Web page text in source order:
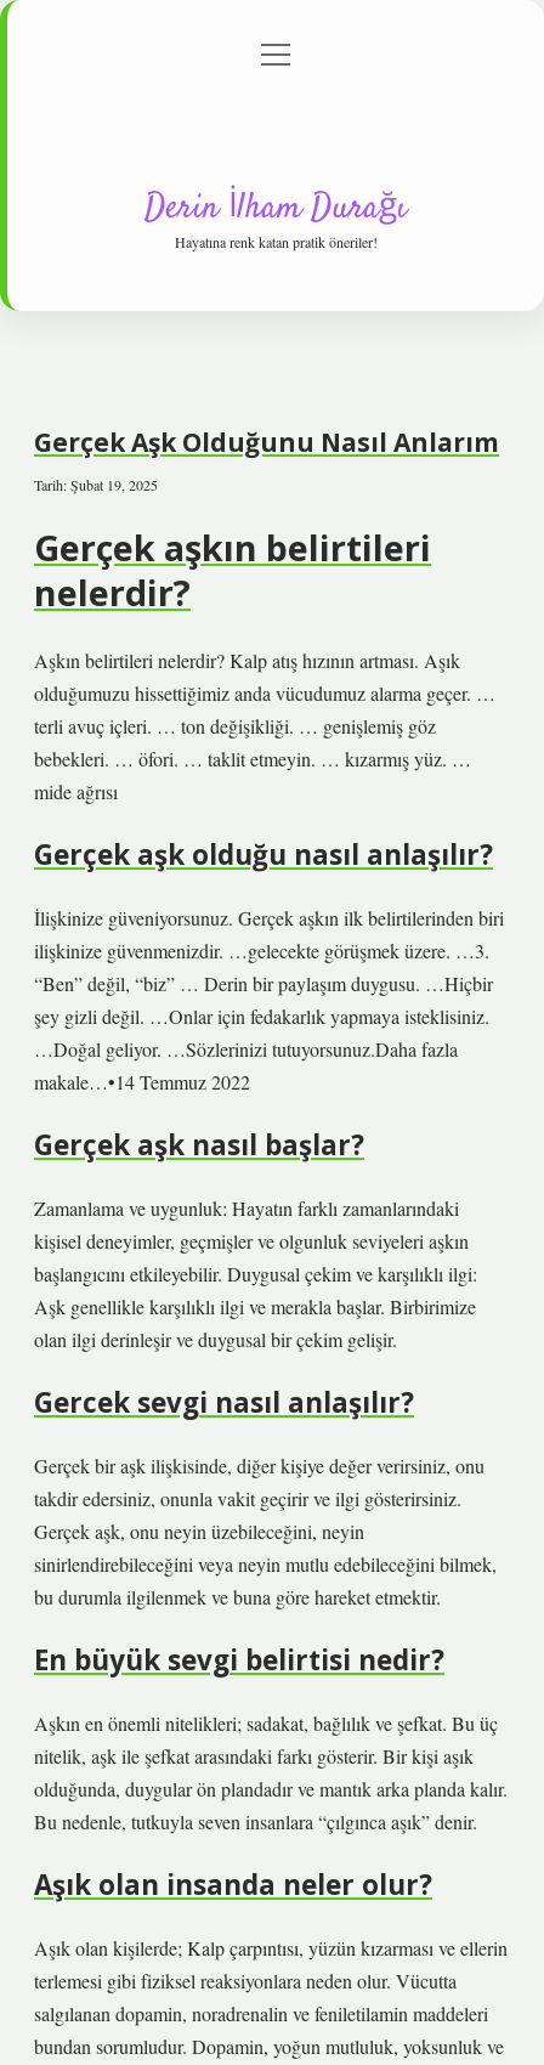
Gizlilik Politikası
menüyü
Derin İlham Durağı
Hayatına renk katan pratik öneriler!
Gerçek Aşk Olduğunu Nasıl Anlarım
Tarih: Şubat 19, 2025
Gerçek aşkın belirtileri
nelerdir?
Aşkın belirtileri nelerdir? Kalp atış hızının artması. Aşık
olduğumuzu hissettiğimiz anda vücudumuz alarma geçer. …
terli avuç içleri. … ton değişikliği. … genişlemiş göz
bebekleri. … öfori. … taklit etmeyin. … kızarmış yüz. …
mide ağrısı
Gerçek aşk olduğu nasıl anlaşılır?
İlişkinize güveniyorsunuz. Gerçek aşkın ilk belirtilerinden biri
ilişkinize güvenmenizdir. …gelecekte görüşmek üzere. …3.
“Ben” değil, “biz” … Derin bir paylaşım duygusu. …Hiçbir
şey gizli değil. …Onlar için fedakarlık yapmaya isteklisiniz.
…Doğal geliyor. …Sözlerinizi tutuyorsunuz.Daha fazla
makale…•14 Temmuz 2022
Gerçek aşk nasıl başlar?
Zamanlama ve uygunluk: Hayatın farklı zamanlarındaki
kişisel deneyimler, geçmişler ve olgunluk seviyeleri aşkın
başlangıcını etkileyebilir. Duygusal çekim ve karşılıklı ilgi:
Aşk genellikle karşılıklı ilgi ve merakla başlar. Birbirimize
olan ilgi derinleşir ve duygusal bir çekim gelişir.
Gercek sevgi nasıl anlaşılır?
Gerçek bir aşk ilişkisinde, diğer kişiye değer verirsiniz, onu
takdir edersiniz, onunla vakit geçirir ve ilgi gösterirsiniz.
Gerçek aşk, onu neyin üzebileceğini, neyin
sinirlendirebileceğini veya neyin mutlu edebileceğini bilmek,
bu durumla ilgilenmek ve buna göre hareket etmektir.
En büyük sevgi belirtisi nedir?
Aşkın en önemli nitelikleri; sadakat, bağlılık ve şefkat. Bu üç
nitelik, aşk ile şefkat arasındaki farkı gösterir. Bir kişi aşık
olduğunda, duygular ön plandadır ve mantık arka planda kalır.
Bu nedenle, tutkuyla seven insanlara “çılgınca aşık” denir.
Aşık olan insanda neler olur?
Aşık olan kişilerde; Kalp çarpıntısı, yüzün kızarması ve ellerin
terlemesi gibi fiziksel reaksiyonlara neden olur. Vücutta
salgılanan dopamin, noradrenalin ve feniletilamin maddeleri
bundan sorumludur. Dopamin, yoğun mutluluk, yoksunluk ve